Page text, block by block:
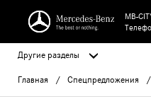
MB-
Другие разделы
Главная Спецпредложения